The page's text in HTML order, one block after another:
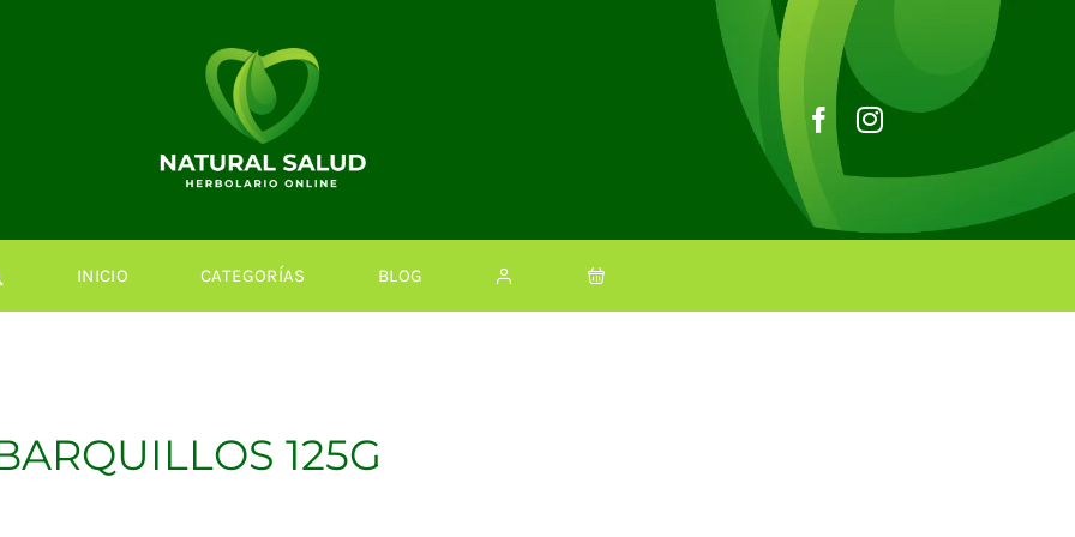
INICIO CATEGORÍAS BLOG
125G